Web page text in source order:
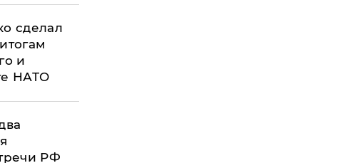
сделал
и
НАТО
РФ